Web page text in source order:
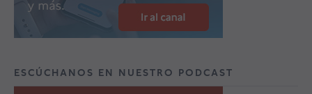
ESCÚCHANOS EN NUESTRO PODCAST